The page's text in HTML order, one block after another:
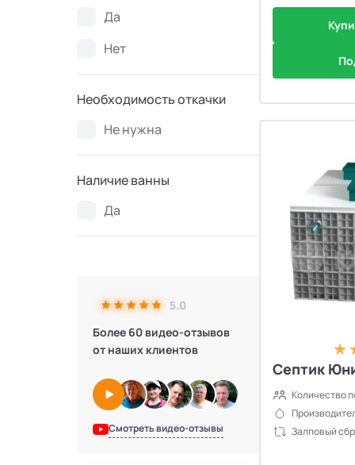
Да
Нет
Необходимость откачки
Не нужна
Наличие ванны
Да
5.0
Более 60 видео-отзывов
от наших клиентов
Смотреть видео-отзывы
Септик
Количество
Залповый